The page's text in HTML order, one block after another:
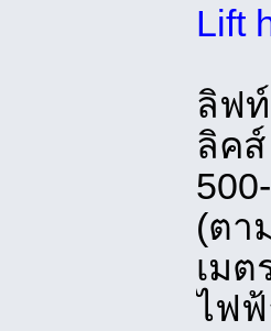
Lift
ลิฟ
ลิค
(ตา
เม
ไฟ